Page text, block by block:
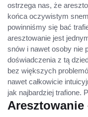
ostrzega nas, że
końca oczywistym
powinniśmy się bać
aresztowanie jest
snów i nawet osoby nie
doświadczenia z tą
bez większych
nawet całkowicie
jak najbardziej trafione.
Aresztowanie